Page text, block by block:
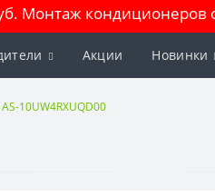
Монтаж кондиционеров
Акции Новинки
10UW4RXUQD00